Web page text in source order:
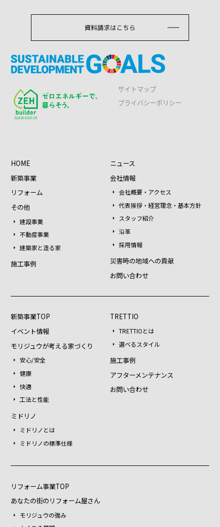
資料請求はこちら
サイトマップ
プライバシーポリシー
HOME
新築事業
リフォーム
その他
建設事業
不動産事業
建築家と造る家
施工事例
ニュース
会社情報
会社概要・アクセス
代表挨拶・経営理念・基本方針
スタッフ紹介
沿革
採用情報
災害時の地域への貢献
お問い合わせ
新築事業TOP
イベント情報
モリジュウが考える家づくり
安心/安全
健康
快適
工法と性能
ミドリノ
ミドリノとは
ミドリノの標準仕様
TRETTIO
TRETTIOとは
選べるスタイル
施工事例
アフターメンテナンス
お問い合わせ
リフォーム事業TOP
あなたの街のリフォーム屋さん
モリジュウの強み